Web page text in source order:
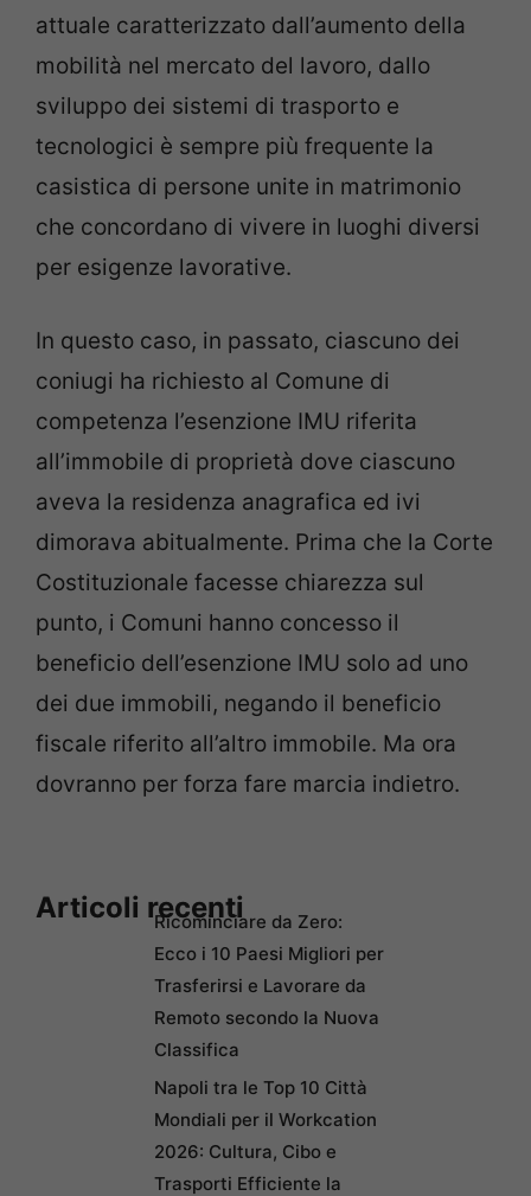
attuale caratterizzato dall’aumento della
mobilità nel mercato del lavoro, dallo
sviluppo dei sistemi di trasporto e
tecnologici è sempre più frequente la
casistica di persone unite in matrimonio
che concordano di vivere in luoghi diversi
per esigenze lavorative.
In questo caso, in passato, ciascuno dei
coniugi ha richiesto al Comune di
competenza l’esenzione IMU riferita
all’immobile di proprietà dove ciascuno
aveva la residenza anagrafica ed ivi
dimorava abitualmente. Prima che la Corte
Costituzionale facesse chiarezza sul
punto, i Comuni hanno concesso il
beneficio dell’esenzione IMU solo ad uno
dei due immobili, negando il beneficio
fiscale riferito all’altro immobile. Ma ora
dovranno per forza fare marcia indietro.
Articoli recentiRicominciare da Zero:
Ecco i 10 Paesi Migliori per
Trasferirsi e Lavorare da
Remoto secondo la Nuova
Classifica
Napoli tra le Top 10 Città
Mondiali per il Workcation
2026: Cultura, Cibo e
Trasporti Efficiente la